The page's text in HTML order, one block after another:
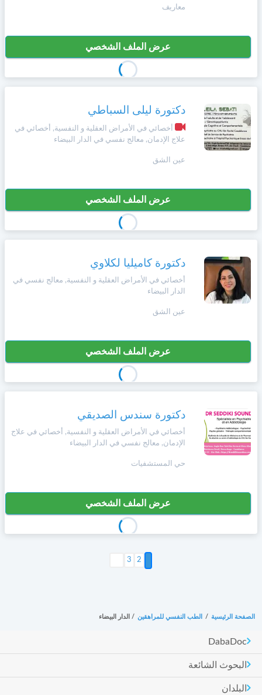
معاريف
عرض الملف الشخصي
دكتورة ليلى السباطي
أخصائي في الأمراض العقلية و النفسية, أخصائي في
علاج الإدمان, معالج نفسي في الدار البيضاء
عين الشق
عرض الملف الشخصي
دكتورة كاميليا لكلاوي
أخصائي في الأمراض العقلية و النفسية, معالج نفسي في
الدار البيضاء
عين الشق
عرض الملف الشخصي
دكتورة سندس الصديقي
أخصائي في الأمراض العقلية و النفسية, أخصائي في علاج
الإدمان, معالج نفسي في الدار البيضاء
حي المستشفيات
عرض الملف الشخصي
2
3التالي >
الصفحة الرئيسية / الطب النفسي للمراهقين / الدار البيضاء
DabaDoc
البحوث الشائعة
البلدان